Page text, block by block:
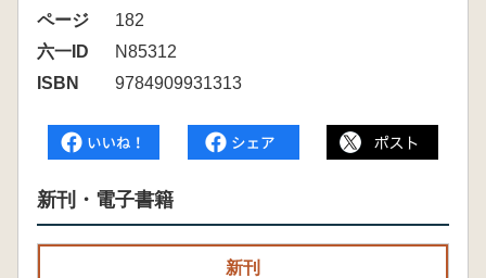
ページ
182
六一ID
N85312
ISBN
9784909931313
新刊・電子書籍
新刊